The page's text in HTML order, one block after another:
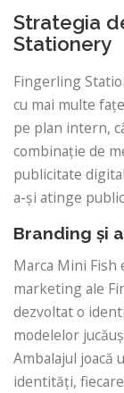
Strategia
Stationery
Fingerling
cu mai multe
pe plan intern,
combinație de
publicitate
a-și atinge
Branding și
Marca Mini
marketing ale
dezvoltat o
modelelor
Ambalajul joacă
identități,